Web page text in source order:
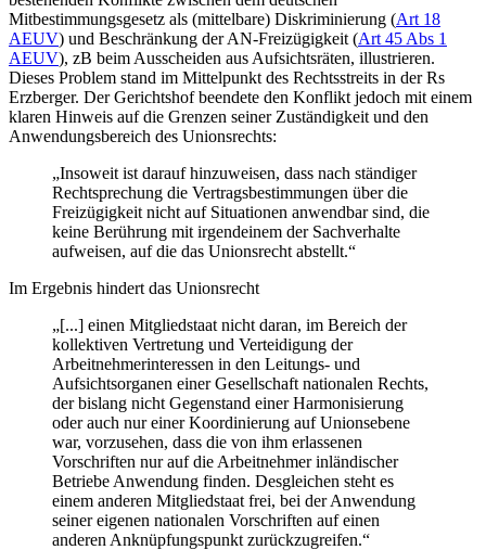
Mitbestimmungsgesetz als (mittelbare) Diskriminierung (Art 18
AEUV) und Beschränkung der AN-Freizügigkeit (Art 45 Abs 1
AEUV), zB beim Ausscheiden aus Aufsichtsräten, illustrieren.
Dieses Problem stand im Mittelpunkt des Rechtsstreits in der Rs
Erzberger. Der Gerichtshof beendete den Konflikt jedoch mit einem
klaren Hinweis auf die Grenzen seiner Zuständigkeit und den
Anwendungsbereich des Unionsrechts:
„Insoweit ist darauf hinzuweisen, dass nach ständiger
Rechtsprechung die Vertragsbestimmungen über die
Freizügigkeit nicht auf Situationen anwendbar sind, die
keine Berührung mit irgendeinem der Sachverhalte
aufweisen, auf die das Unionsrecht abstellt.“
Im Ergebnis hindert das Unionsrecht
„[...] einen Mitgliedstaat nicht daran, im Bereich der
kollektiven Vertretung und Verteidigung der
Arbeitnehmerinteressen in den Leitungs- und
Aufsichtsorganen einer Gesellschaft nationalen Rechts,
der bislang nicht Gegenstand einer Harmonisierung
oder auch nur einer Koordinierung auf Unionsebene
war, vorzusehen, dass die von ihm erlassenen
Vorschriften nur auf die Arbeitnehmer inländischer
Betriebe Anwendung finden. Desgleichen steht es
einem anderen Mitgliedstaat frei, bei der Anwendung
seiner eigenen nationalen Vorschriften auf einen
anderen Anknüpfungspunkt zurückzugreifen.“